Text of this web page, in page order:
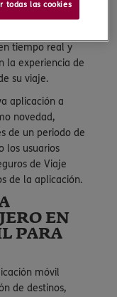
y
tiempo real y
la experiencia de
su viaje.
aplicación a
novedad,
de un periodo de
los usuarios
de Viaje
de la aplicación.
EN
PARA
móvil
de destinos,
todas las cookies